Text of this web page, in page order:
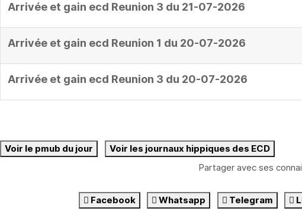
Arrivée et gain ecd Reunion 3 du 21-07-2026
Arrivée et gain ecd Reunion 1 du 20-07-2026
Arrivée et gain ecd Reunion 3 du 20-07-2026
Voir le pmub du jour
Voir les journaux hippiques des ECD
Partager avec ses
Facebook Whatsapp Telegram